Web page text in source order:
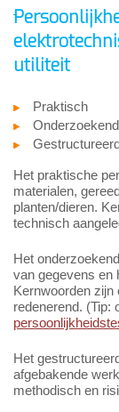
utiliteit
Praktisch
Onderzoekend
Het praktische
materialen,
planten/dieren.
technisch
Het
van gegevens en
Kernwoorden
redenerend. (Tip:
Het
afgebakende
methodisch en